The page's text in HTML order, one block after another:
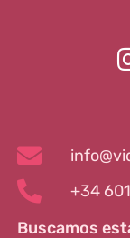
+34
Buscamos